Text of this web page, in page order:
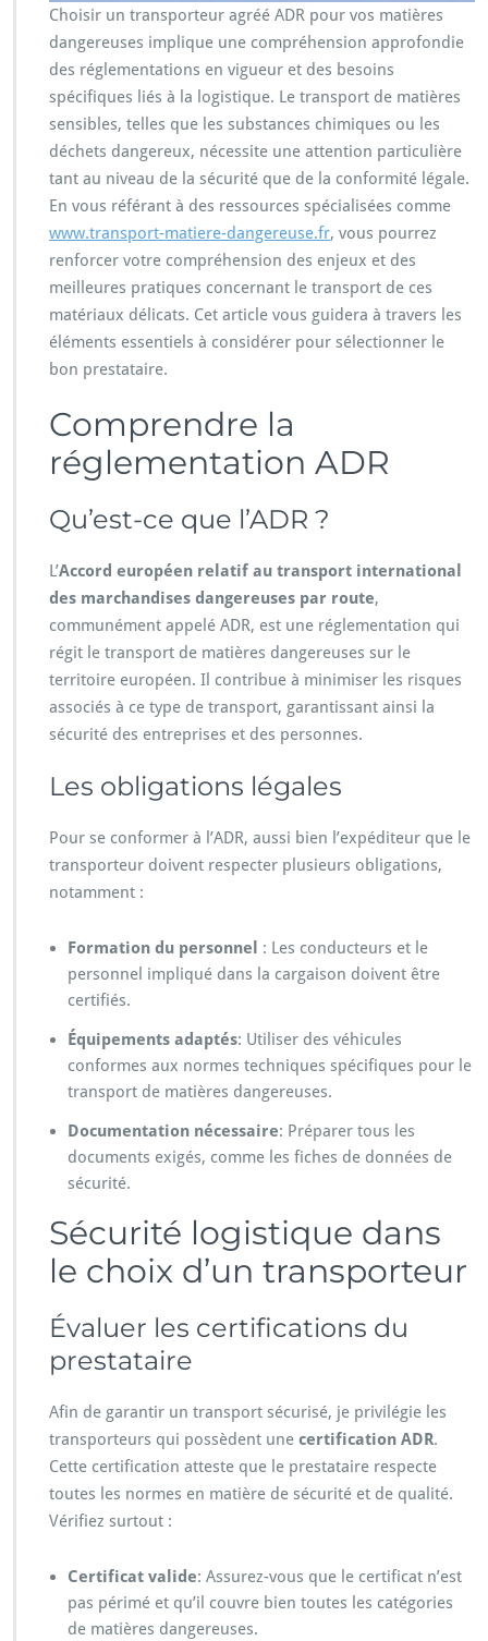
Choisir un transporteur agréé ADR pour vos matières
dangereuses implique une compréhension approfondie
des réglementations en vigueur et des besoins
spécifiques liés à la logistique. Le transport de matières
sensibles, telles que les substances chimiques ou les
déchets dangereux, nécessite une attention particulière
tant au niveau de la sécurité que de la conformité légale.
En vous référant à des ressources spécialisées comme
www.transport-matiere-dangereuse.fr, vous pourrez
renforcer votre compréhension des enjeux et des
meilleures pratiques concernant le transport de ces
matériaux délicats. Cet article vous guidera à travers les
éléments essentiels à considérer pour sélectionner le
bon prestataire.
Comprendre la
réglementation ADR
Qu’est-ce que l’ADR ?
L’Accord européen relatif au transport international
des marchandises dangereuses par route,
communément appelé ADR, est une réglementation qui
régit le transport de matières dangereuses sur le
territoire européen. Il contribue à minimiser les risques
associés à ce type de transport, garantissant ainsi la
sécurité des entreprises et des personnes.
Les obligations légales
Pour se conformer à l’ADR, aussi bien l’expéditeur que le
transporteur doivent respecter plusieurs obligations,
notamment :
Formation du personnel
: Les conducteurs et le
personnel impliqué dans la cargaison doivent être
certifiés.
Équipements adaptés: Utiliser des véhicules
conformes aux normes techniques spécifiques pour le
transport de matières dangereuses.
Documentation nécessaire: Préparer tous les
documents exigés, comme les fiches de données de
sécurité.
Sécurité logistique dans
le choix d’un transporteur
Évaluer les certifications du
prestataire
Afin de garantir un transport sécurisé, je privilégie les
transporteurs qui possèdent une certification ADR.
Cette certification atteste que le prestataire respecte
toutes les normes en matière de sécurité et de qualité.
Vérifiez surtout :
Certificat valide: Assurez-vous que le certificat n’est
pas périmé et qu’il couvre bien toutes les catégories
de matières dangereuses.